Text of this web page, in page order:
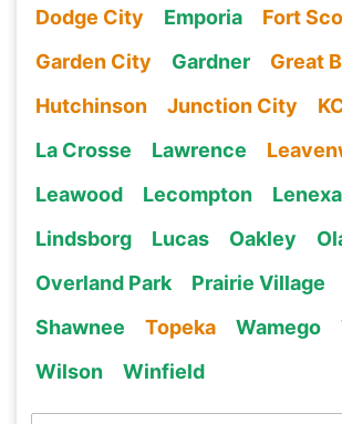
Dodge City
Emporia
Fort
Garden City
Gardner Great
Hutchinson
Junction City
La Crosse
Lawrence
Leawood
Lecompton Lenexa
Lindsborg
Lucas Oakley
Overland Park
Prairie Village
Shawnee
Topeka Wamego
Wilson
Winfield